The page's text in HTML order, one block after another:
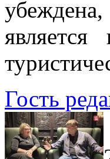
Гость